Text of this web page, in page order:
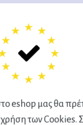
eshop μας θα
χρήση των Cookies.